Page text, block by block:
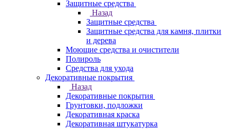
Защитные средства
Назад
Защитные средства
Защитные средства для камня, плитки
и дерева
Моющие средства и очистители
Полироль
Средства для ухода
Декоративные покрытия
Назад
Декоративные покрытия
Грунтовки, подложки
Декоративная краска
Декоративная штукатурка